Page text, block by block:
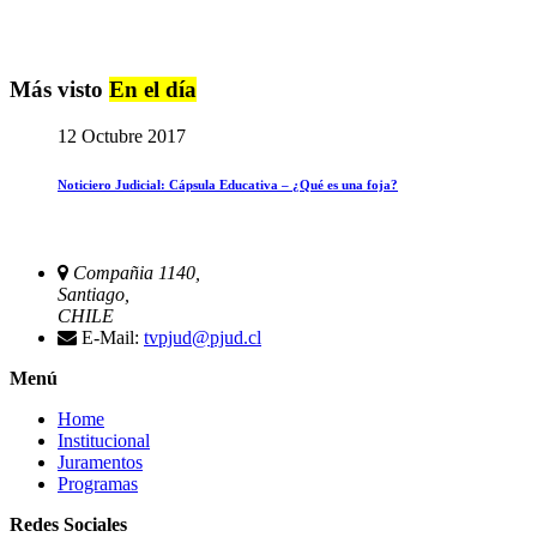
Más visto En el día
12 Octubre 2017
Noticiero Judicial: Cápsula Educativa – ¿Qué es una foja?
Compañia 1140,
Santiago,
CHILE
E-Mail: tvpjud@pjud.cl
Menú
Home
Institucional
Juramentos
Programas
Redes Sociales